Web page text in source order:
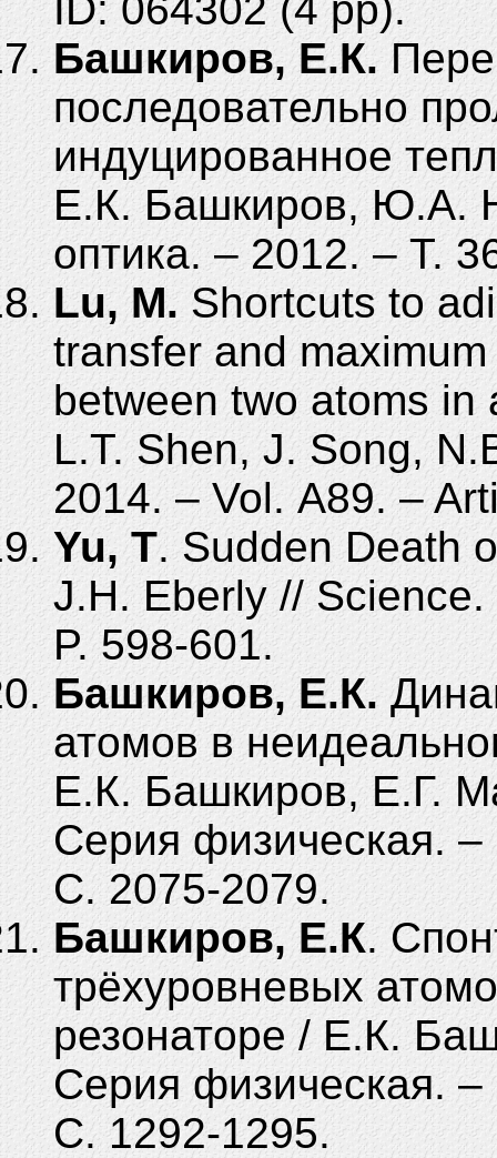
Башкиров, Е.К.
последовательно
индуцированное
Е.К. Башкиров, Ю.А.
оптика. – 2012. – Т.
Lu, M. Shortcuts to
transfer and
between two atoms in
L.T. Shen, J. Song,
2014. – Vol. A89. –
Yu, T. Sudden Death
J.H. Eberly //
P. 598-601.
Башкиров, Е.К.
атомов в
Е.К. Башкиров, Е.Г.
Серия физическая. –
С. 2075-2079.
Башкиров, Е.К.
трёхуровневых
резонаторе / Е.К.
Серия физическая.
C. 1292-1295.